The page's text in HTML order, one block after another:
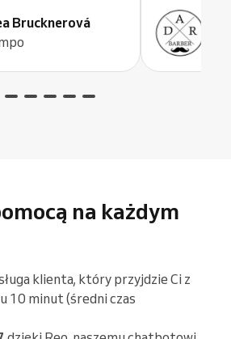
Brucknerová
na każdym
klienta, który przyjdzie Ci z
10 minut (średni czas